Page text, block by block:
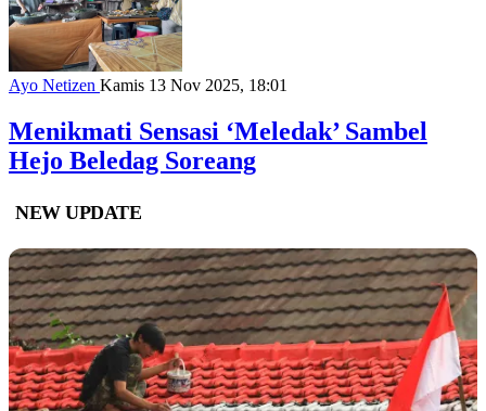
Ayo Netizen Kamis 13 Nov 2025, 18:01
Menikmati Sensasi ‘Meledak’ Sambel
Hejo Beledag Soreang
NEW UPDATE